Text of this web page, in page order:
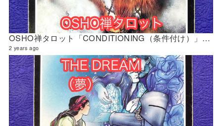
OSHO禅タロット「CONDITIONING（条件付け）」の解説 2024年5月の門鑑定（財門）
2 years ago